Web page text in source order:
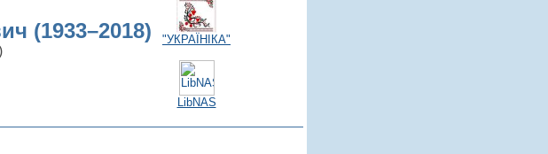
(1933–2018) "УКРАЇНІКА"
LibNAS